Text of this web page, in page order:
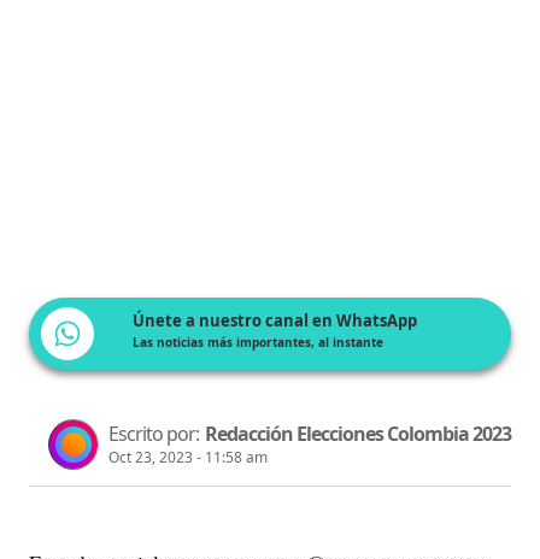
Únete a nuestro canal en WhatsApp
Las noticias más importantes, al instante
Escrito por: Redacción Elecciones Colombia 2023
Oct 23, 2023 - 11:58 am